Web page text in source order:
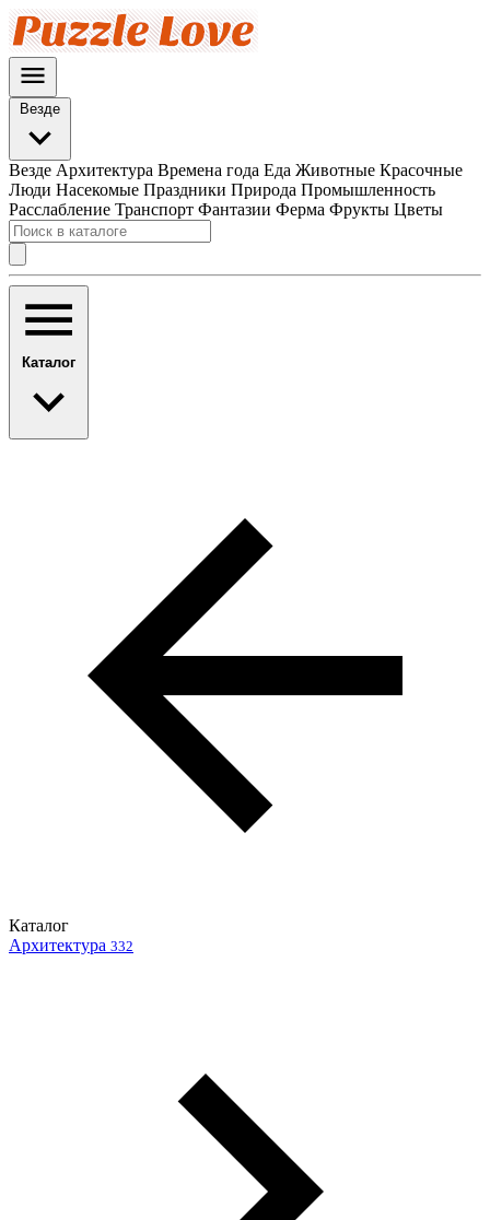
Везде
Везде Архитектура Времена года Еда Животные Красочные
Люди Насекомые Праздники Природа Промышленность
Расслабление Транспорт Фантазии Ферма Фрукты Цветы
Каталог
Каталог
Архитектура 332